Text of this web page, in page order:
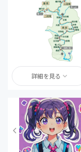
詳細を見る